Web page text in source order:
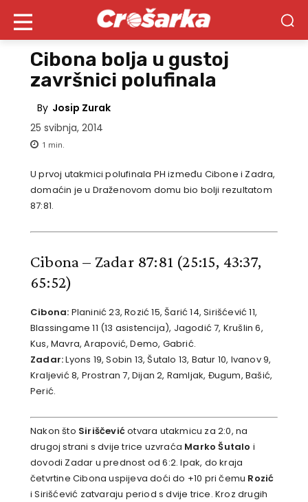
Cibona bolja u gustoj
završnici polufinala
By Josip Zurak
25 svibnja, 2014
1 min.
U prvoj utakmici polufinala PH između Cibone i Zadra,
domaćin je u Draženovom domu bio bolji rezultatom
87:81.
Cibona – Zadar 87:81 (25:15, 43:37,
65:52)
Cibona: Planinić 23, Rozić 15, Šarić 14, Sirišćević 11,
Blassingame 11 (13 asistencija), Jagodić 7, Krušlin 6,
Kus, Mavra, Arapović, Demo, Gabrić.
Zadar:Lyons 19, Sobin 13, Šutalo 13, Batur 10, Ivanov 9,
Kraljević 8, Prostran 7, Dijan 2, Ramljak, Đugum, Bašić,
Perić.
Nakon što Siriščevićotvara utakmicu za 2:0, na
drugoj strani s dvije trice uzvraća Marko Šutalo i
dovodi Zadar u prednost od 6:2. Ipak, do kraja
četvrtine Cibona uspijeva doći do +10 pri čemu Rozić
i Sirišćević zatvaraju period s dvije trice. Kroz drugih